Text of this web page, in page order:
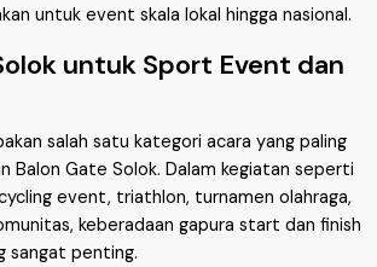
untuk event skala lokal hingga nasional.
untuk Sport Event dan
salah satu kategori acara yang paling
Balon Gate Solok. Dalam kegiatan seperti
event, triathlon, turnamen olahraga,
keberadaan gapura start dan finish
sangat penting.